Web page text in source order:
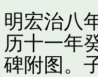
明宏治八
历十一年
碑附图。